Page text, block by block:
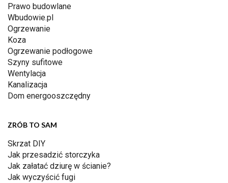
Prawo budowlane
Wbudowie.pl
Ogrzewanie
Koza
Ogrzewanie podłogowe
Szyny sufitowe
Wentylacja
Kanalizacja
Dom energooszczędny
ZRÓB TO SAM
Skrzat DIY
Jak przesadzić storczyka
Jak załatać dziurę w ścianie?
Jak wyczyścić fugi